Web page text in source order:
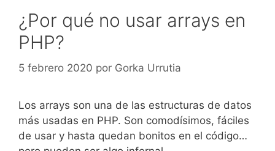
¿Por qué no usar arrays en
PHP?
5 febrero 2020 por Gorka Urrutia
Los arrays son una de las estructuras de datos
más usadas en PHP. Son comodísimos, fáciles
de usar y hasta quedan bonitos en el código…